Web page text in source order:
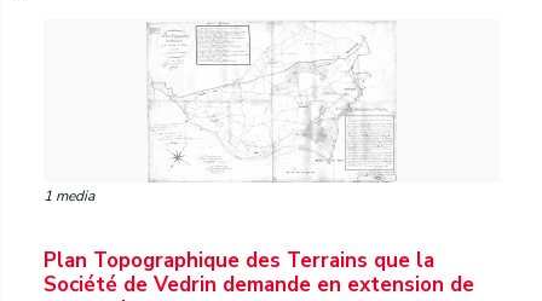
1 media
Plan Topographique des Terrains que la
Société de Vedrin demande en extension de